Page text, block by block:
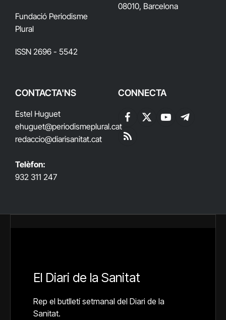
Fundació Periodisme
Plural
ISSN 2696 - 5542
08010, Barcelona
CONTACTA'NS
Estel Huguet
ehuguet@periodismeplural.cat
redaccio@diarisanitat.cat
Telèfon:
932 311 247
CONNECTA
Facebook
X
YouTubeTelegram
RSS